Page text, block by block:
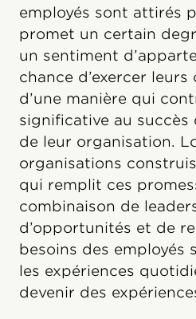
employés sont attirés
promet un certain
un sentiment
chance d’exercer
d’une manière qui
significative au succès
de leur organisation.
organisations
qui remplit ces
combinaison de
d’opportunités et de
besoins des employés
les expériences
devenir des